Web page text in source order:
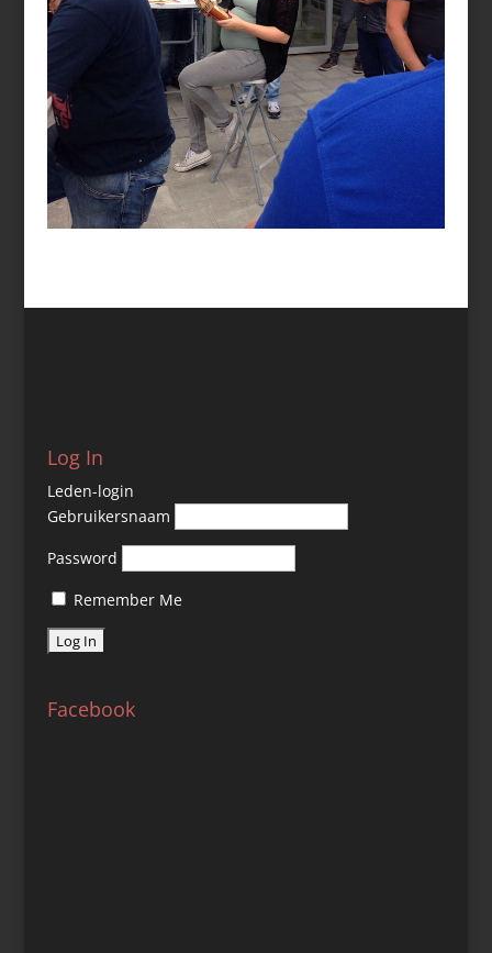
Log In
Leden-login
Gebruikersnaam
Password
Remember Me
Facebook